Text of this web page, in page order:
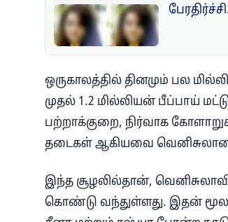
ஒருகாலத்தில் தினமும் பல
முதல் 1.2 மில்லியன் பீப்பாய்
பற்றாக்குறை, நிர்வாக
தடைகள் ஆகியவை
இந்த சூழலில்தான்,
கொண்டு வந்துள்ளது. இதன்